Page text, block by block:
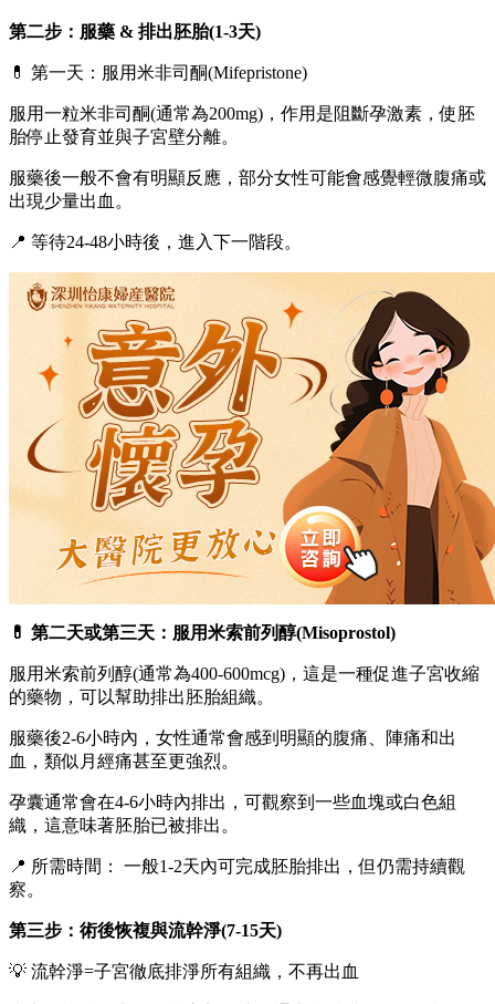
第二步：服藥 & 排出胚胎(1-3天)
💊 第一天：服用米非司酮(Mifepristone)
服用一粒米非司酮(通常為200mg)，作用是阻斷孕激素，使胚
胎停止發育並與子宮壁分離。
服藥後一般不會有明顯反應，部分女性可能會感覺輕微腹痛或
出現少量出血。
📍 等待24-48小時後，進入下一階段。
💊 第二天或第三天：服用米索前列醇(Misoprostol)
服用米索前列醇(通常為400-600mcg)，這是一種促進子宮收縮
的藥物，可以幫助排出胚胎組織。
服藥後2-6小時內，女性通常會感到明顯的腹痛、陣痛和出
血，類似月經痛甚至更強烈。
孕囊通常會在4-6小時內排出，可觀察到一些血塊或白色組
織，這意味著胚胎已被排出。
📍 所需時間： 一般1-2天內可完成胚胎排出，但仍需持續觀
察。
第三步：術後恢複與流幹淨(7-15天)
💡 流幹淨=子宮徹底排淨所有組織，不再出血